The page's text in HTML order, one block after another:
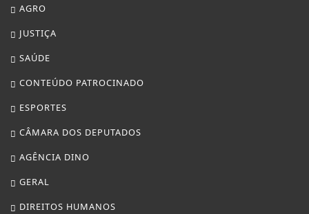
AGRO
JUSTIÇA
SAÚDE
CONTEÚDO PATROCINADO
ESPORTES
CÂMARA DOS DEPUTADOS
AGÊNCIA DINO
GERAL
DIREITOS HUMANOS